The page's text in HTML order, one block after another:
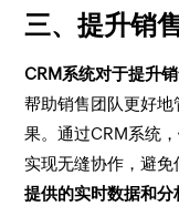
三、提升销
CRM系统对于提升
帮助销售团队更好
果。通过CRM系统
实现无缝协作，避
提供的实时数据和分